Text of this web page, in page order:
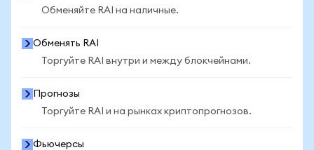
Обменяйте RAI на наличные.
Обменять RAI
Торгуйте RAI внутри и между блокчейнами.
Прогнозы
Торгуйте RAI и на рынках криптопрогнозов.
Фьючерсы